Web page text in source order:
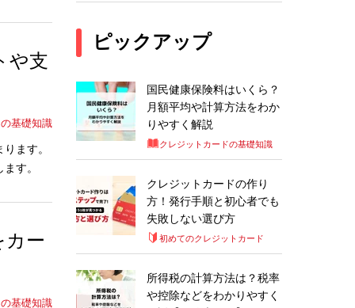
や支
基礎知識
ます。
す。
カー
基礎知識
ピックアップ
国民健康保険料はいくら？
月額平均や計算方法をわか
りやすく解説
クレジットカードの基礎知識
クレジットカードの作り
方！発行手順と初心者でも
失敗しない選び方
初めてのクレジットカード
所得税の計算方法は？税率
や控除などをわかりやすく